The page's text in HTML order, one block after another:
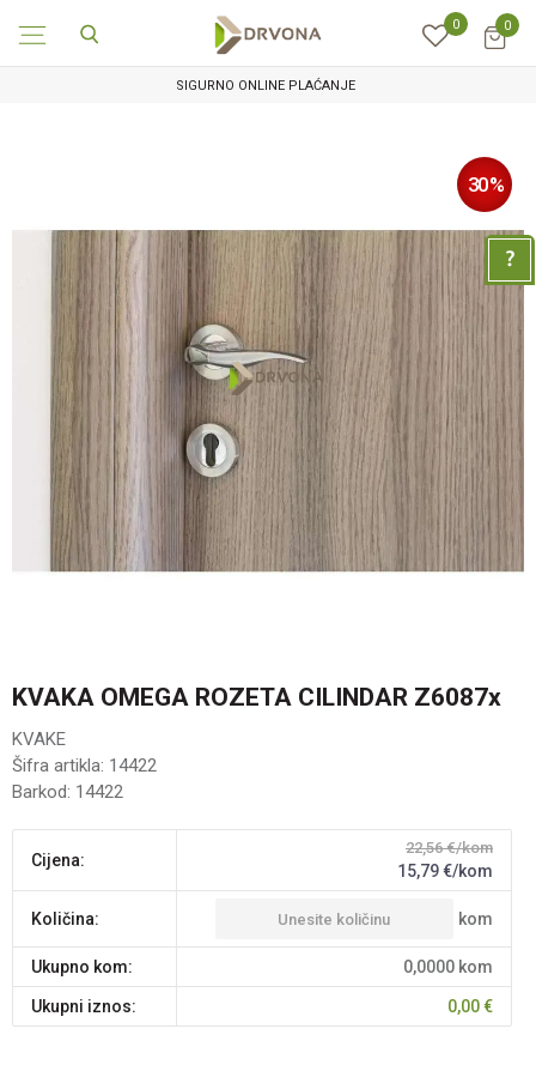
0 0
SIGURNO ONLINE PLAĆANJE
30%
KVAKA OMEGA ROZETA CILINDAR Z6087x
KVAKE
Šifra artikla: 14422
Barkod: 14422
Cijena:
22,56 €/kom
15,79€/kom
Količina: kom
Ukupno kom: 0,0000 kom
Ukupni iznos: 0,00€